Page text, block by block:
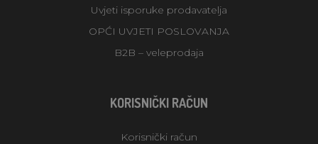
Uvjeti isporuke prodavatelja
OPĆI UVJETI POSLOVANJA
B2B – veleprodaja
KORISNIČKI RAČUN
Korisnički račun